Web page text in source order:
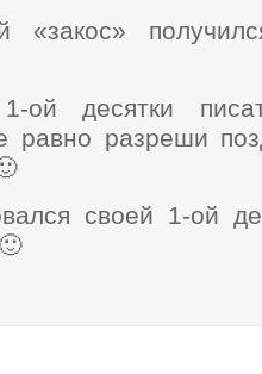
«закос»
ой десятки
равно разреши
своей 1-ой